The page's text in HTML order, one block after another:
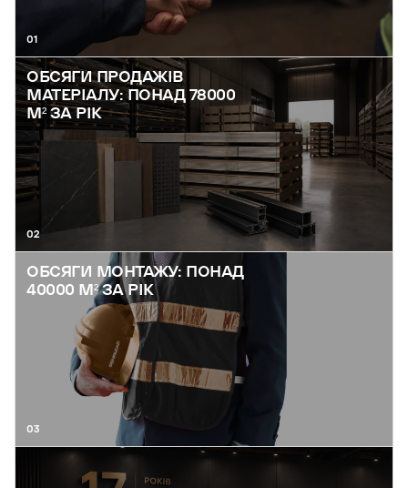
01
ОБСЯГИ ПРОДАЖІВ
МАТЕРІАЛУ: ПОНАД 78000
М² ЗА РІК
02
ОБСЯГИ МОНТАЖУ: ПОНАД
40000 М² ЗА РІК
03